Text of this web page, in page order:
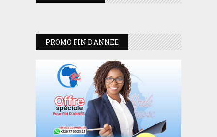
PROMO FIN D’ANNEE